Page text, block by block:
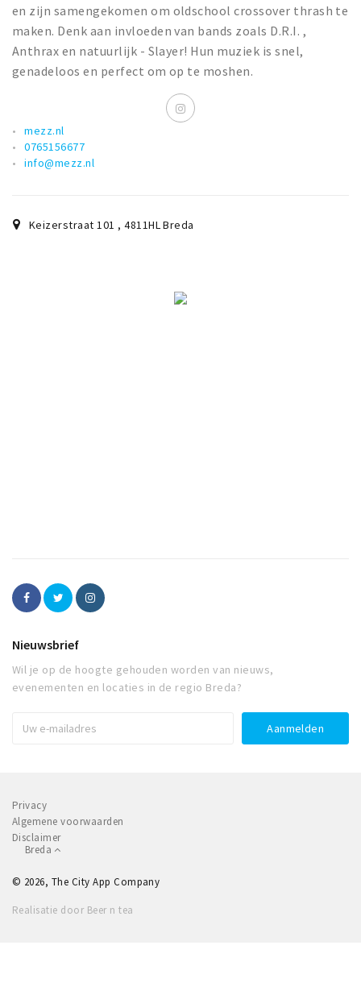
en zijn samengekomen om oldschool crossover thrash te
maken. Denk aan invloeden van bands zoals D.R.I. ,
Anthrax en natuurlijk - Slayer! Hun muziek is snel,
genadeloos en perfect om op te moshen.
mezz.nl
0765156677
info@mezz.nl
Keizerstraat 101 ,4811HLBreda
Nieuwsbrief
Wil je op de hoogte gehouden worden van nieuws,
evenementen en locaties in de regio Breda?
Privacy
Algemene voorwaarden
Disclaimer
Breda
© 2026, The City App Company
Realisatie door Beer n tea